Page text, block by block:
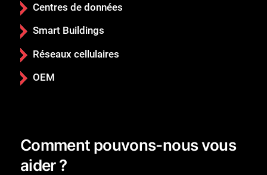
Centres de données
Smart Buildings
Réseaux cellulaires
OEM
Comment pouvons-nous vous
aider ?